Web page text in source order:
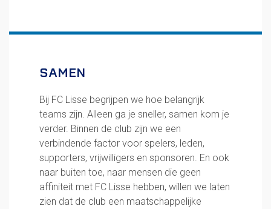
FC Lisse 1
Heren- en jongensvoetbal
Vrouwen- en meidenvoetbal
7 tegen 7 Voetbal (35+)
Zaalvoetbal
Walking Football
Uitslagen
Programma
Onze opleiding
SAMEN
Bij FC Lisse begrijpen we hoe belangrijk
teams zijn. Alleen ga je sneller, samen kom je
verder. Binnen de club zijn we een
verbindende factor voor spelers, leden,
supporters, vrijwilligers en sponsoren. En ook
naar buiten toe, naar mensen die geen
affiniteit met FC Lisse hebben, willen we laten
zien dat de club een maatschappelijke